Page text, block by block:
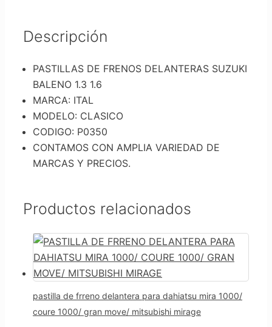
Descripción
PASTILLAS DE FRENOS DELANTERAS SUZUKI
BALENO 1.3 1.6
MARCA: ITAL
MODELO: CLASICO
CODIGO: P0350
CONTAMOS CON AMPLIA VARIEDAD DE
MARCAS Y PRECIOS.
Productos relacionados
pastilla de frreno delantera para dahiatsu mira 1000/
coure 1000/ gran move/ mitsubishi mirage